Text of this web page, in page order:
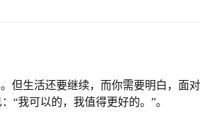
但生活还要继续，而你需要明白，面对
“我可以的，我值得更好的。”。